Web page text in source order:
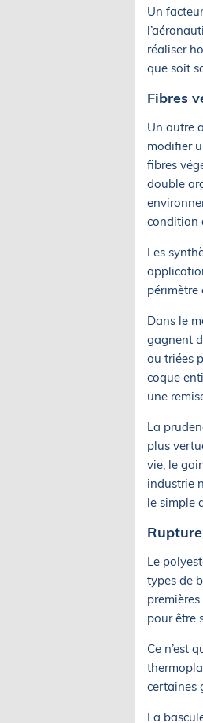
Un
réaliser
que soit
Fibres
Un autre
modifier
fibres
double
condition
Les
périmètre
Dans le
gagnent
ou triées
coque
une
La
plus
vie, le
industrie
le simple
Le
types de
pour être
Ce n’est
certaines
La